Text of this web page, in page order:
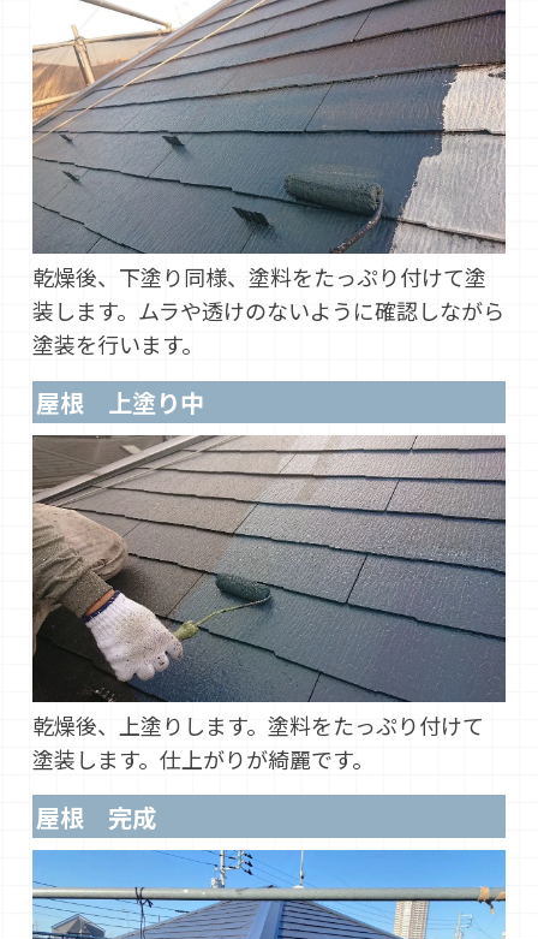
乾燥後、下塗り同様、塗料をたっぷり付けて塗
装します。ムラや透けのないように確認しながら
塗装を行います。
屋根 上塗り中
乾燥後、上塗りします。塗料をたっぷり付けて
塗装します。仕上がりが綺麗です。
屋根 完成